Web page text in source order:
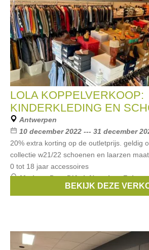
LOLA KOPPELVERKOOP:
KINDERKLEDING EN
Antwerpen
10 december 2022 --- 31 december
20% extra korting op de outletprijs. geldig
collectie w21/22 schoenen en laarzen
0 tot 18 jaar accessoires
Merken:Pom D'Api,Naturino,
BEKIJK DEZE